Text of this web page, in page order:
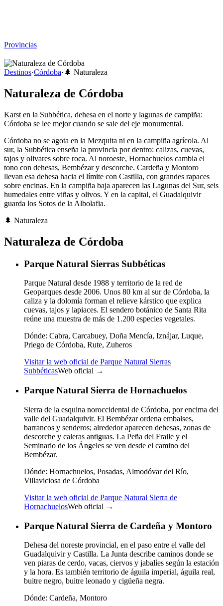
Provincias
Destinos·Córdoba· 🌲 Naturaleza
Naturaleza de Córdoba
Karst en la Subbética, dehesa en el norte y lagunas de campiña:
Córdoba se lee mejor cuando se sale del eje monumental.
Córdoba no se agota en la Mezquita ni en la campiña agrícola. Al
sur, la Subbética enseña la provincia por dentro: calizas, cuevas,
tajos y olivares sobre roca. Al noroeste, Hornachuelos cambia el
tono con dehesas, Bembézar y descorche. Cardeña y Montoro
llevan esa dehesa hacia el límite con Castilla, con grandes rapaces
sobre encinas. En la campiña baja aparecen las Lagunas del Sur, seis
humedales entre viñas y olivos. Y en la capital, el Guadalquivir
guarda los Sotos de la Albolafia.
🌲 Naturaleza
Naturaleza de Córdoba
Parque Natural Sierras Subbéticas
Parque Natural desde 1988 y territorio de la red de
Geoparques desde 2006. Unos 80 km al sur de Córdoba, la
caliza y la dolomía forman el relieve kárstico que explica
cuevas, tajos y lapiaces. El sendero botánico de Santa Rita
reúne una muestra de más de 1.200 especies vegetales.
Dónde: Cabra, Carcabuey, Doña Mencía, Iznájar, Luque,
Priego de Córdoba, Rute, Zuheros
Visitar la web oficial de Parque Natural Sierras
SubbéticasWeb oficial →
Parque Natural Sierra de Hornachuelos
Sierra de la esquina noroccidental de Córdoba, por encima del
valle del Guadalquivir. El Bembézar ordena embalses,
barrancos y senderos; alrededor aparecen dehesas, zonas de
descorche y caleras antiguas. La Peña del Fraile y el
Seminario de los Ángeles se ven desde el camino del
Bembézar.
Dónde: Hornachuelos, Posadas, Almodóvar del Río,
Villaviciosa de Córdoba
Visitar la web oficial de Parque Natural Sierra de
HornachuelosWeb oficial →
Parque Natural Sierra de Cardeña y Montoro
Dehesa del noreste provincial, en el paso entre el valle del
Guadalquivir y Castilla. La Junta describe caminos donde se
ven piaras de cerdo, vacas, ciervos y jabalíes según la estación
y la hora. Es también territorio de águila imperial, águila real,
buitre negro, buitre leonado y cigüeña negra.
Dónde: Cardeña, Montoro